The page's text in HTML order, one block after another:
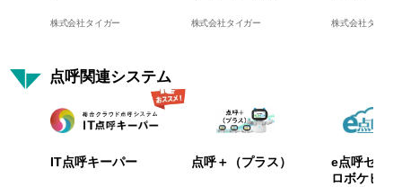
株式会社タイガー 株式会社タイガー 株式会社タイガー
点呼関連システム
IT点呼キーパー 点呼＋（プラス）
e点呼セル
ロボケビー